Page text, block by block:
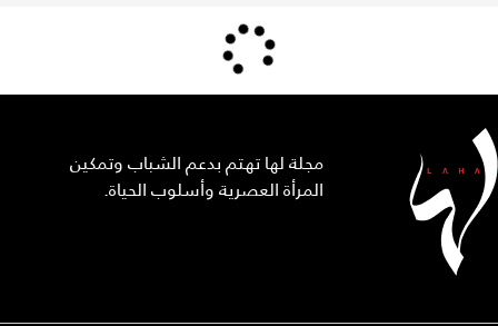
مجلة لها تهتم بدعم الشباب وتمكين
المرأة العصرية وأسلوب الحياة.